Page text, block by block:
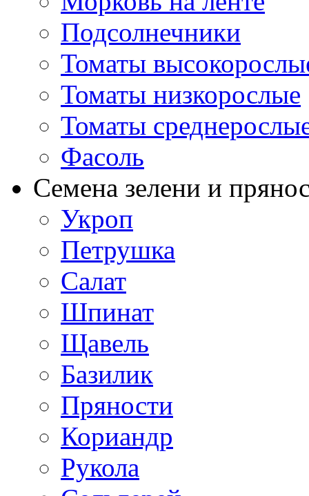
Подсолнечники
Томаты
Томаты низкорослые
Томаты
Фасоль
Семена зелени и
Укроп
Петрушка
Салат
Шпинат
Щавель
Базилик
Пряности
Кориандр
Рукола